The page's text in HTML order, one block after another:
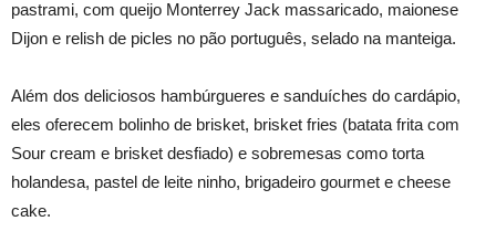
pastrami, com queijo Monterrey Jack massaricado, maionese
Dijon e relish de picles no pão português, selado na manteiga.
Além dos deliciosos hambúrgueres e sanduíches do cardápio,
eles oferecem bolinho de brisket, brisket fries (batata frita com
Sour cream e brisket desfiado) e sobremesas como torta
holandesa, pastel de leite ninho, brigadeiro gourmet e cheese
cake.